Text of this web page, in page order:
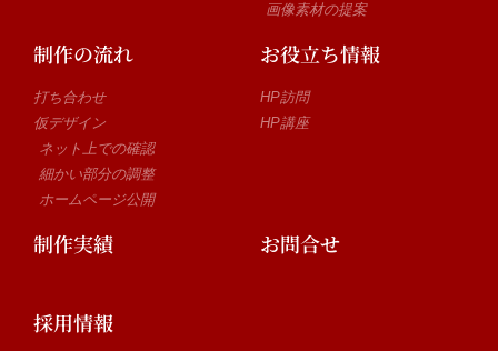
画像素材の提案
制作の流れ
打ち合わせ
仮デザイン
ネット上での確認
細かい部分の調整
ホームページ公開
お役立ち情報
HP訪問
HP講座
制作実績 お問合せ
採用情報